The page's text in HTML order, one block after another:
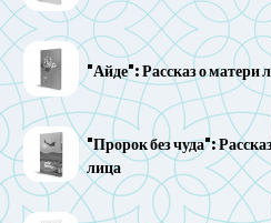
"Айде": Рассказ о матери
"Пророк без чуда":
лица